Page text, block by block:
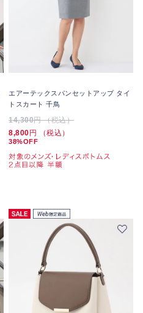
エアーテックスパンセットアップ タイ
トスカート 千鳥
14,300円 （税込）
8,800円 （税込）
38%OFF